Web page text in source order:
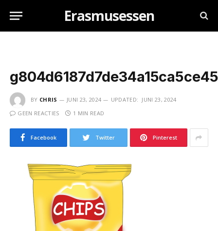
Erasmusessen
BY CHRIS JUNI 23, 2024 UPDATED: JUNI 23, 2024
GEEN REACTIES
1 MIN READ
Facebook Twitter Pinterest